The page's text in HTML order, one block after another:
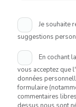
Je souhaite
suggestions
En cochant
vous acceptez que
données
formulaire
commentaires